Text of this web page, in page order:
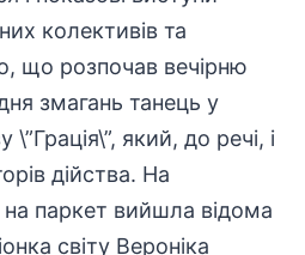
колективів та
що розпочав вечірню
змагань танець у
який, до речі, і
дійства. На
паркет вийшла відома
світу Вероніка